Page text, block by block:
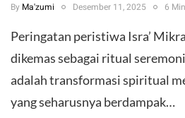
By Ma'zumi Desember 11, 2025 6
Peringatan peristiwa Isra’
dikemas sebagai ritual
adalah transformasi spiritual
yang seharusnya berdampak…